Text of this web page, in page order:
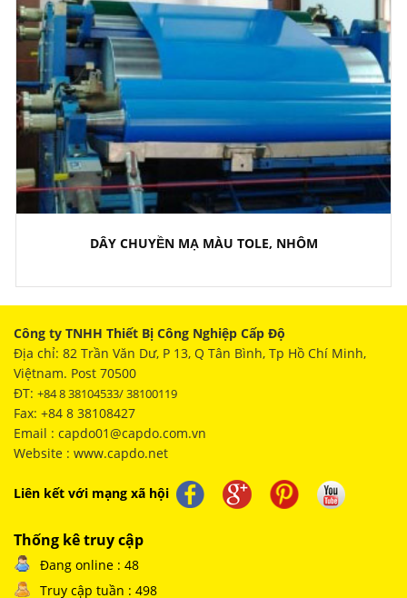
DÂY CHUYỀN MẠ MÀU TOLE, NHÔM
Công ty TNHH Thiết Bị Công Nghiệp Cấp Độ
Địa chỉ: 82 Trần Văn Dư, P 13, Q Tân Bình, Tp Hồ Chí Minh,
Việtnam. Post 70500
ĐT: +84 8 38104533/ 38100119
Fax: +84 8 38108427
Email : capdo01@capdo.com.vn
Website : www.capdo.net
Liên kết với mạng xã hội
Thống kê truy cập
Đang online : 48
Truy cập tuần : 498